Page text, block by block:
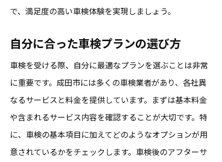
で、満足度の高い車検体験を実現しましょう。
自分に合った車検プランの選び方
車検を受ける際、自分に最適なプランを選ぶことは非常
に重要です。成田市には多くの車検業者があり、各社異
なるサービスと料金を提供しています。まずは基本料金
や含まれるサービス内容を確認することが大切です。特
に、車検の基本項目に加えてどのようなオプションが用
意されているかをチェックします。車検後のアフターサ